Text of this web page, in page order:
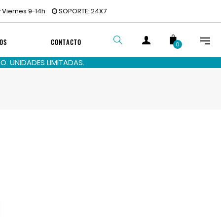
Viernes 9-14h SOPORTE: 24X7
CONTACTO 0
UNIDADES LIMITADAS.